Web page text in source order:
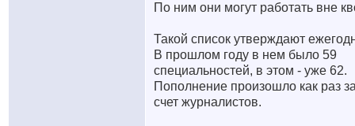
По ним они могут работать вне
Такой список утверждают
В прошлом году в нем было 59
специальностей, в этом - уже 62.
Пополнение произошло как раз
счет журналистов.